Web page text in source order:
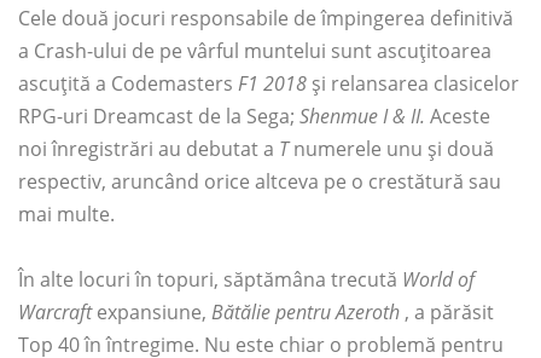
Cele două jocuri responsabile de împingerea definitivă
a Crash-ului de pe vârful muntelui sunt ascuțitoarea
ascuțită a Codemasters F1 2018 și relansarea clasicelor
RPG-uri Dreamcast de la Sega; Shenmue I & II. Aceste
noi înregistrări au debutat a Tnumerele unu și două
respectiv, aruncând orice altceva pe o crestătură sau
mai multe.
În alte locuri în topuri, săptămâna trecută World of
Warcraftexpansiune, Bătălie pentru Azeroth , a părăsit
Top 40 în întregime. Nu este chiar o problemă pentru